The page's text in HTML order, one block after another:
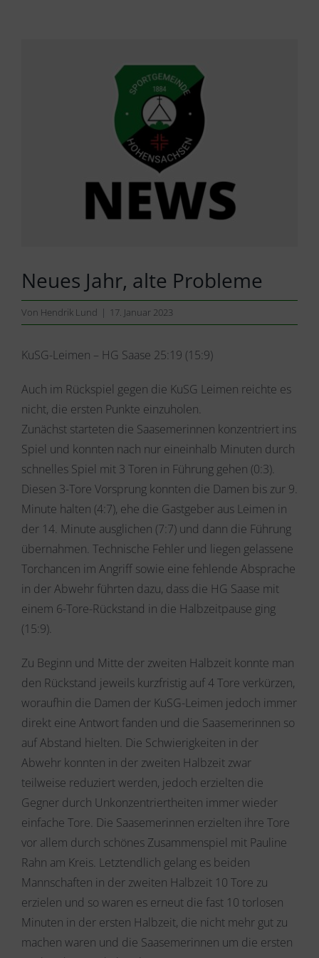
Neues Jahr, alte Probleme
Von Hendrik Lund | 17. Januar 2023
KuSG-Leimen – HG Saase 25:19 (15:9)
Auch im Rückspiel gegen die KuSG Leimen reichte es
nicht, die ersten Punkte einzuholen.
Zunächst starteten die Saasemerinnen konzentriert ins
Spiel und konnten nach nur eineinhalb Minuten durch
schnelles Spiel mit 3 Toren in Führung gehen (0:3).
Diesen 3-Tore Vorsprung konnten die Damen bis zur 9.
Minute halten (4:7), ehe die Gastgeber aus Leimen in
der 14. Minute ausglichen (7:7) und dann die Führung
übernahmen. Technische Fehler und liegen gelassene
Torchancen im Angriff sowie eine fehlende Absprache
in der Abwehr führten dazu, dass die HG Saase mit
einem 6-Tore-Rückstand in die Halbzeitpause ging
(15:9).
Zu Beginn und Mitte der zweiten Halbzeit konnte man
den Rückstand jeweils kurzfristig auf 4 Tore verkürzen,
woraufhin die Damen der KuSG-Leimen jedoch immer
direkt eine Antwort fanden und die Saasemerinnen so
auf Abstand hielten. Die Schwierigkeiten in der
Abwehr konnten in der zweiten Halbzeit zwar
teilweise reduziert werden, jedoch erzielten die
Gegner durch Unkonzentriertheiten immer wieder
einfache Tore. Die Saasemerinnen erzielten ihre Tore
vor allem durch schönes Zusammenspiel mit Pauline
Rahn am Kreis. Letztendlich gelang es beiden
Mannschaften in der zweiten Halbzeit 10 Tore zu
erzielen und so waren es erneut die fast 10 torlosen
Minuten in der ersten Halbzeit, die nicht mehr gut zu
machen waren und die Saasemerinnen um die ersten